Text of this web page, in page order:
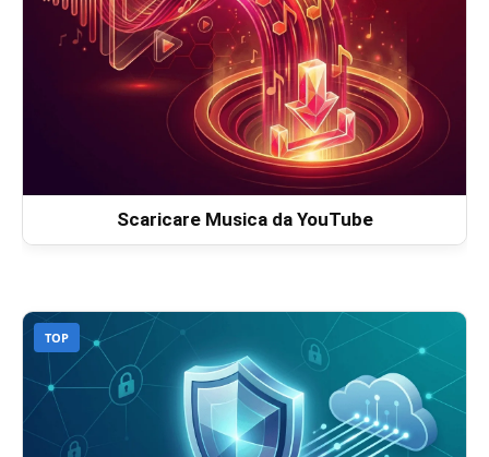
Scaricare Musica da YouTube
TOP